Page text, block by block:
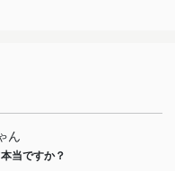
ん
当ですか？